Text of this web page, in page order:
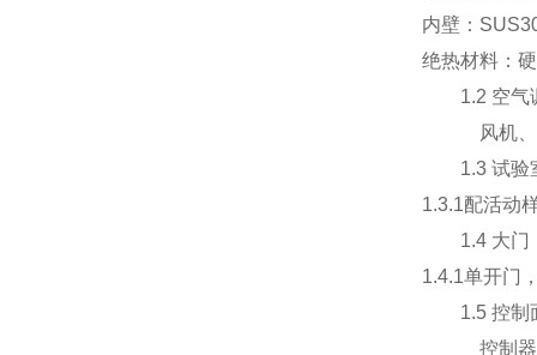
内壁：
绝热材料：
1.2 空气
风机、加
1.3 试验
1.3.1配活动
1.4 大门
1.4.1单开门
1.5 控制面
控制器显